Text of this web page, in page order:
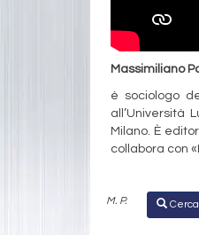
Massimiliano
è sociologo
all’Università
Milano. È
collabora con
M. P.